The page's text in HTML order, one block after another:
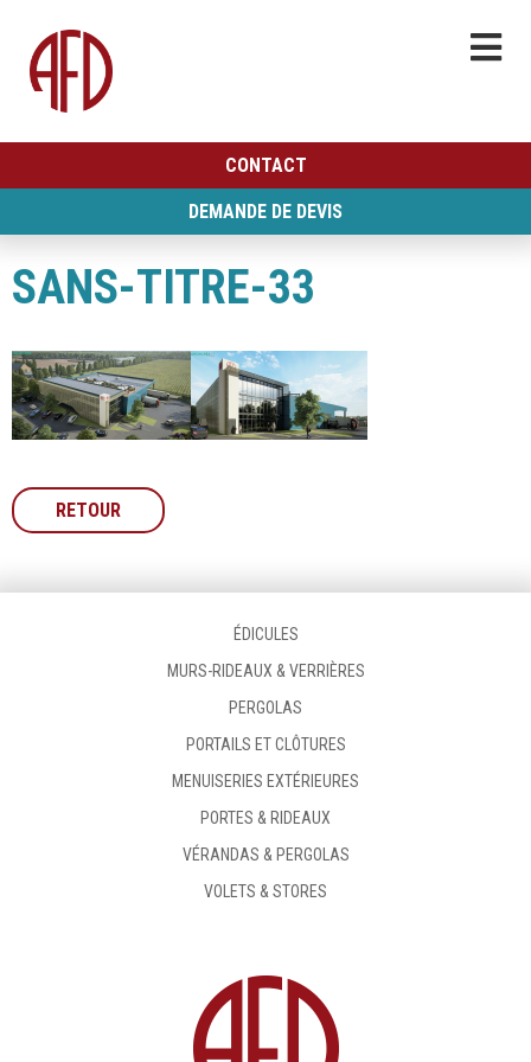
CONTACT
DEMANDE DE DEVIS
SANS-TITRE-33
RETOUR
ÉDICULES
MURS-RIDEAUX & VERRIÈRES
PERGOLAS
PORTAILS ET CLÔTURES
MENUISERIES EXTÉRIEURES
PORTES & RIDEAUX
VÉRANDAS & PERGOLAS
VOLETS & STORES